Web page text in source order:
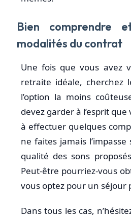
Bien comprendre
modalités du contrat
Une fois que vous avez
retraite idéale, cherchez
l’option la moins
devez garder à l’esprit
à effectuer quelques
ne faites jamais
qualité des sons
Peut-être pourriez-vous
vous optez pour un séjour
Dans tous les cas,